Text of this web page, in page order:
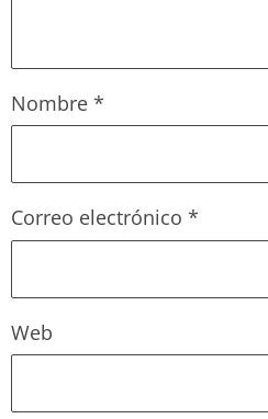
Nombre *
Correo electrónico *
Web